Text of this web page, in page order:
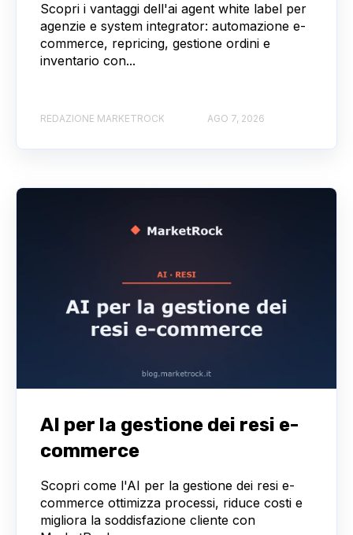
Scopri i vantaggi dell'ai agent white label per
agenzie e system integrator: automazione e-
commerce, repricing, gestione ordini e
inventario con...
REDAZIONE MARKETROCK AGO 7, 2026
AI per la gestione dei resi e-
commerce
Scopri come l'AI per la gestione dei resi e-
commerce ottimizza processi, riduce costi e
migliora la soddisfazione cliente con